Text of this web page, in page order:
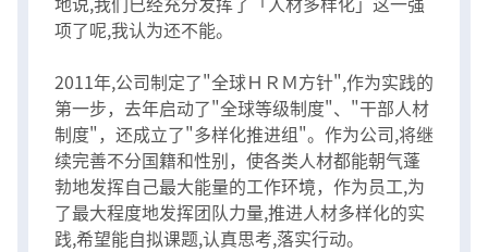
项了呢,我认为还不能。
2011年,公司制定了"全球ＨＲＭ方针",作为实践的
第一步，去年启动了"全球等级制度"、"干部人材
制度"，还成立了"多样化推进组"。作为公司,将继
续完善不分国籍和性别，使各类人材都能朝气蓬
勃地发挥自己最大能量的工作环境，作为员工,为
了最大程度地发挥团队力量,推进人材多样化的实
践,希望能自拟课题,认真思考,落实行动。